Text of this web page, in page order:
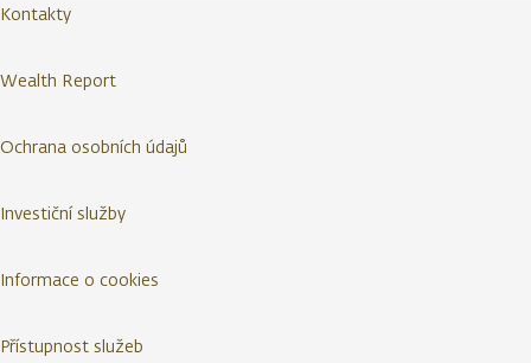
Kontakty
Wealth Report
Ochrana osobních údajů
Investiční služby
Informace o cookies
Přístupnost služeb